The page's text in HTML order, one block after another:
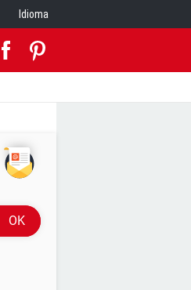
Idioma